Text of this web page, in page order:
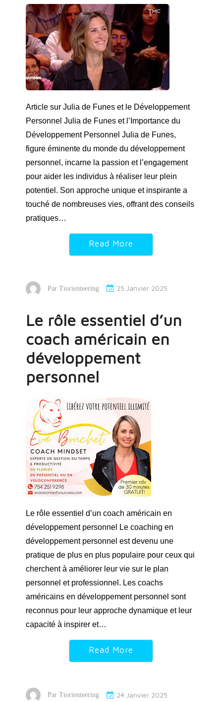
Article sur Julia de Funes et le Développement
Personnel Julia de Funes et l’Importance du
Développement Personnel Julia de Funes,
figure éminente du monde du développement
personnel, incarne la passion et l’engagement
pour aider les individus à réaliser leur plein
potentiel. Son approche unique et inspirante a
touché de nombreuses vies, offrant des conseils
pratiques…
Read More
Par Tiorienteering 25 Janvier 2025
Le rôle essentiel d’un
coach américain en
développement
personnel
Le rôle essentiel d’un coach américain en
développement personnel Le coaching en
développement personnel est devenu une
pratique de plus en plus populaire pour ceux qui
cherchent à améliorer leur vie sur le plan
personnel et professionnel. Les coachs
américains en développement personnel sont
reconnus pour leur approche dynamique et leur
capacité à inspirer et…
Read More
Par Tiorienteering 24 Janvier 2025